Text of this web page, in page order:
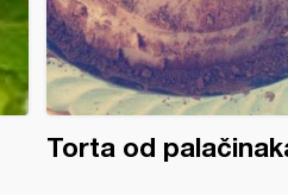
Torta od